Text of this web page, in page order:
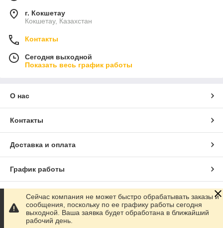
г. Кокшетау
Кокшетау, Казахстан
Контакты
Сегодня выходной
Показать весь график работы
О нас
Контакты
Доставка и оплата
График работы
Полная версия сайта
Сайт создан на маркетплейсе Satu.kz
Сейчас компания не может быстро обрабатывать заказы и
сообщения, поскольку по ее графику работы сегодня
выходной. Ваша заявка будет обработана в ближайший
рабочий день.